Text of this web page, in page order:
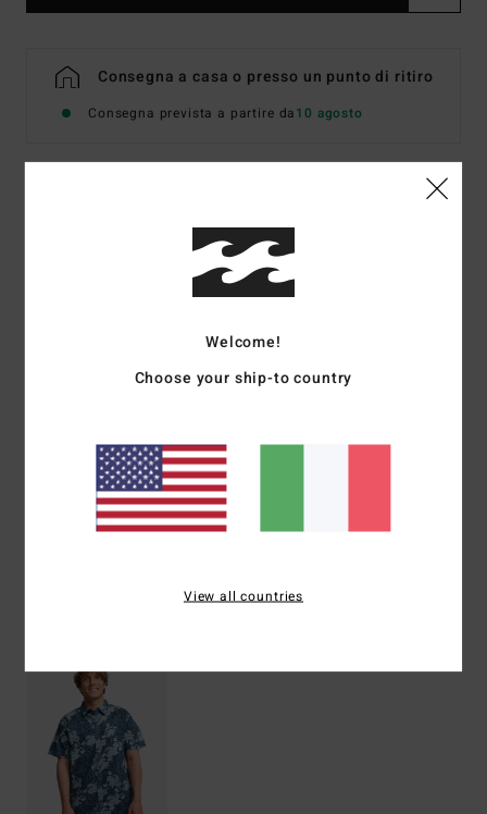
Consegna a casa o presso un punto di ritiro
Consegna prevista a partire da10 agosto
Maglia a maniche corte Blu uomo
Codice coloremdn
Composizione52% cotone / 48% lyocell
Spedizioni e Resi
Welcome!
Choose your ship-to country
View all countries